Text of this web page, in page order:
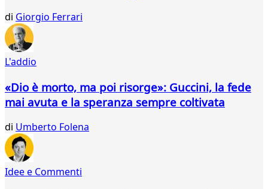
di Giorgio Ferrari
L'addio
«Dio è morto, ma poi risorge»: Guccini, la fede
mai avuta e la speranza sempre coltivata
di Umberto Folena
Idee e Commenti